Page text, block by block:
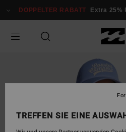
zur
springen
DOPPELTER RABATT Extra 25%
TREFFEN SIE EINE